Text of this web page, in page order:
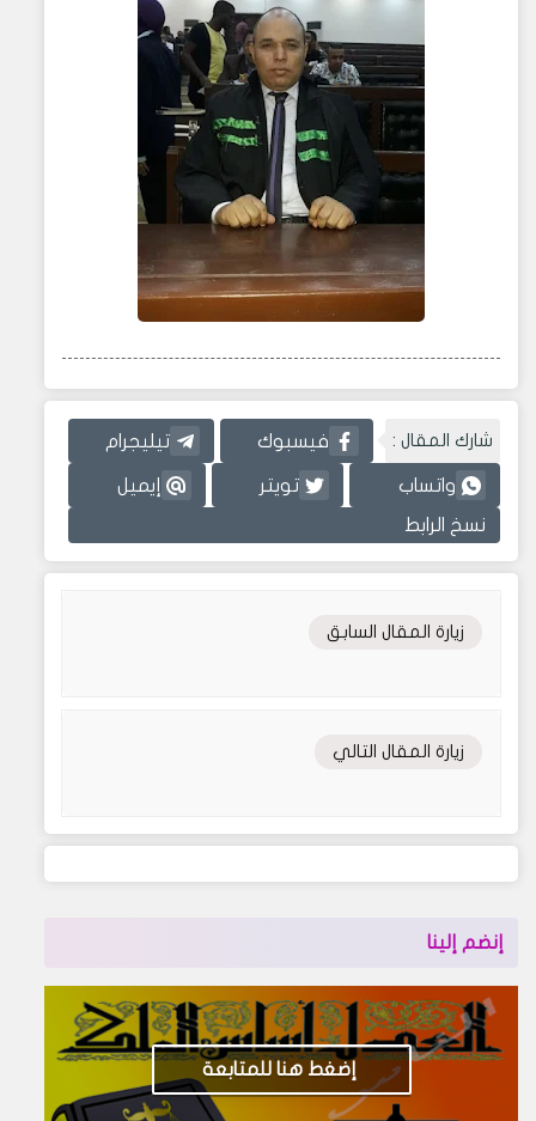
شارك المقال : فيسبوك تيليجرام
واتساب تويتر إيميل
نسخ الرابط
زيارة المقال السابق
زيارة المقال التالي
إنضم إلينا
إضغط هنا للمتابعة